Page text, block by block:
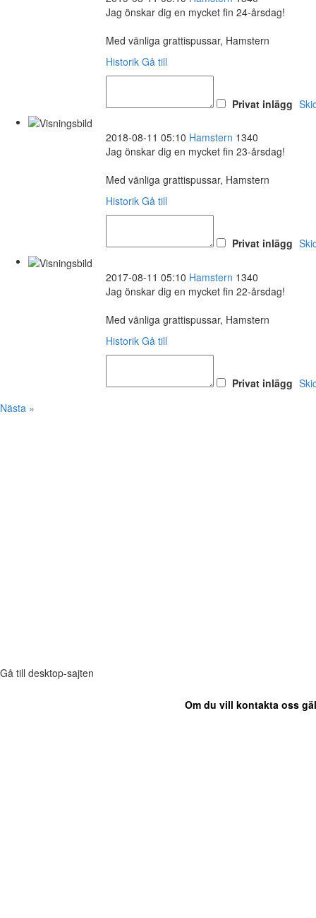
Jag önskar dig en mycket fin 24-årsdag!
Med vänliga grattispussar, Hamstern
Historik Gå till
Privat inlägg
2018-08-11 05:10 Hamstern 1340
Jag önskar dig en mycket fin 23-årsdag!
Med vänliga grattispussar, Hamstern
Historik Gå till
Privat inlägg
2017-08-11 05:10 Hamstern 1340
Jag önskar dig en mycket fin 22-årsdag!
Med vänliga grattispussar, Hamstern
Historik Gå till
Privat inlägg
Nästa »
Gå till desktop-sajten
Om du vill kontakta oss